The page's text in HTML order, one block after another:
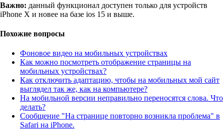
Важно: данный функционал доступен только для устройств
iPhone X и новее на базе ios 15 и выше.
Похожие вопросы
Фоновое видео на мобильных устройствах
Как можно посмотреть отображение страницы на
мобильных устройствах?
Как отключить адаптацию, чтобы на мобильных мой сайт
выглядел так же, как на компьютере?
На мобильной версии неправильно переносятся слова. Что
делать?
Сообщение "На странице повторно возникла проблема" в
Safari на iPhone.